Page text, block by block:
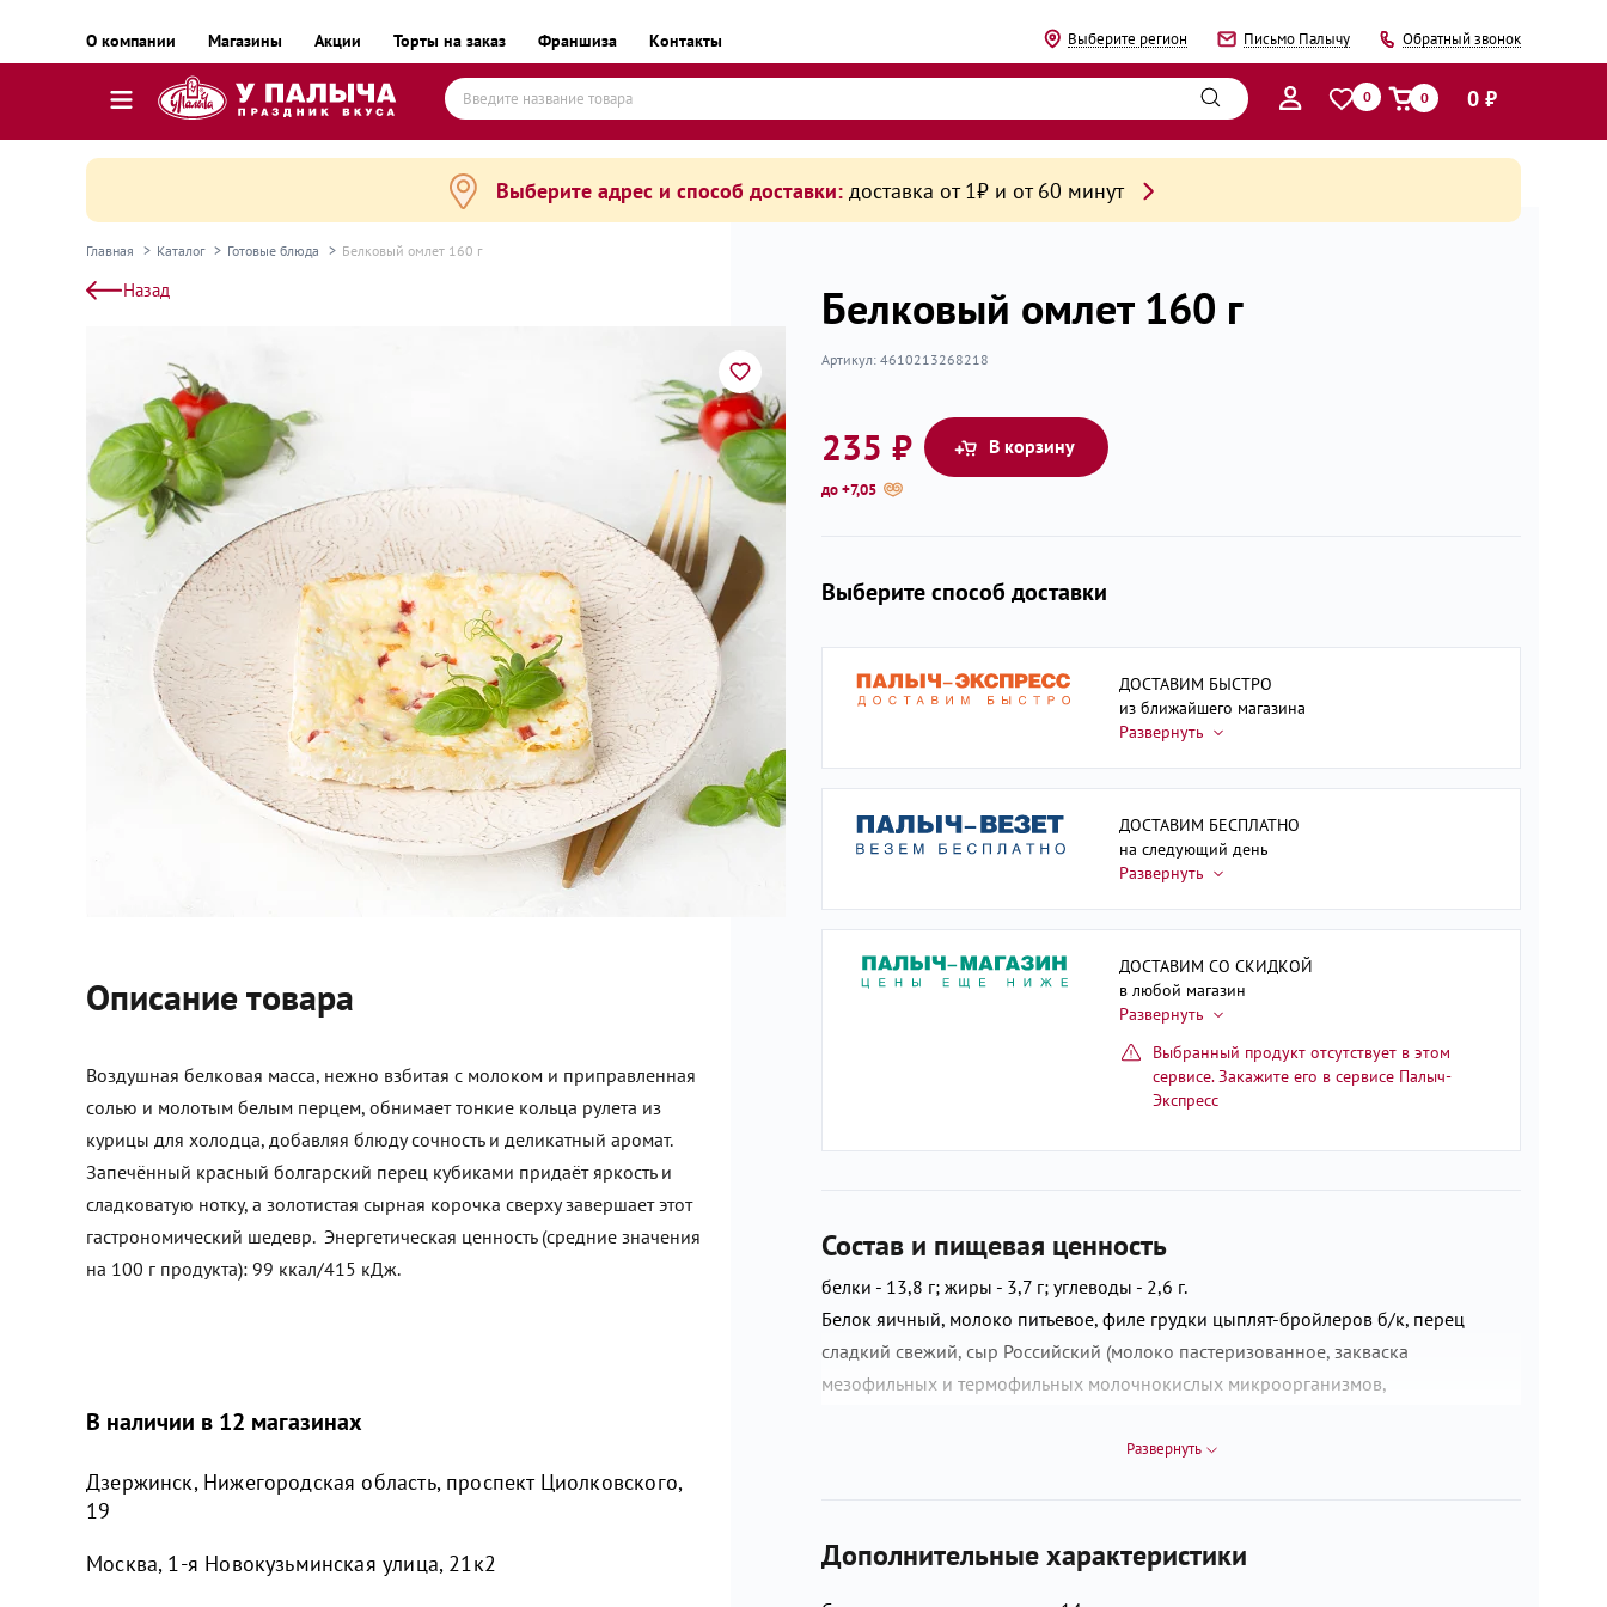
О компании Магазины Акции Торты на заказ Франшиза Контакты Выберите регион Письмо Палычу Обратный звонок
Равиоли, почти готовые блюда
Пельмени, вареники, замороженные полуфабрикаты
Готовые блюда замороженные
Колбаса и деликатесы
Сыр и масло
Кейтеринг
Десерты замороженные, мороженое и сорбеты
Полезные сладости и снеки
Чай, кофе, напитки
Весь каталог
Экскурсии и мастер-классы
0 0 0 ₽
Выберите адрес и способ доставки:доставка от 1₽ и от 60 минут
Главная Каталог Готовые блюда Белковый омлет 160 г
Назад
Описание товара
Воздушная белковая масса, нежно взбитая с молоком и приправленная
солью и молотым белым перцем, обнимает тонкие кольца рулета из
курицы для холодца, добавляя блюду сочность и деликатный аромат.
Запечённый красный болгарский перец кубиками придаёт яркость и
сладковатую нотку, а золотистая сырная корочка сверху завершает этот
гастрономический шедевр. Энергетическая ценность (средние значения
на 100 г продукта): 99 ккал/415 кДж.
В наличии в 12 магазинах
Дзержинск, Нижегородская область, проспект Циолковского,
19
Москва, 1-я Новокузьминская улица, 21к2
Белковый омлет 160 г
Артикул: 4610213268218
235 ₽ В корзину
до +7,05
Выберите способ доставки
ДОСТАВИМ БЫСТРО
из ближайшего магазина
ДОСТАВИМ БЕСПЛАТНО
на следующий день
ДОСТАВИМ СО СКИДКОЙ
в любой магазин
Выбранный продукт отсутствует в этом
сервисе. Закажите его в сервисе Палыч-
Экспресс
Состав и пищевая ценность
белки - 13,8 г; жиры - 3,7 г; углеводы - 2,6 г.
Белок яичный, молоко питьевое, филе грудки цыплят-бройлеров б/к, перец
сладкий свежий, сыр Российский (молоко пастеризованное, закваска
мезофильных и термофильных молочнокислых микроорганизмов,
уксус столовый, морковь столовая свежая, соль, лук зеленый сушеный, паприка
сахар, смесь пряностей и специй (чеснок, кориандр, перец красный, куркума,
перец черный, базилик, пажитник, мускатный орех), кунжут. Произведено на
Развернуть
Дополнительные характеристики